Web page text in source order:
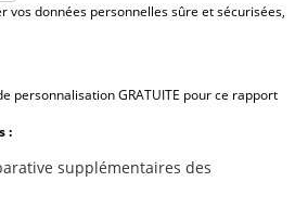
vos données personnelles sûre et sécurisées,
personnalisation GRATUITE pour ce rapport
:
supplémentaires des